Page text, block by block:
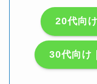
20代向
30代向け